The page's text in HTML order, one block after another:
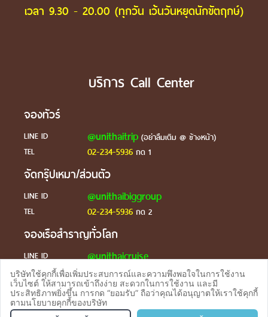
จองทัวร TEL
เวลา 9.30 - 20.00 (ทุกวัน เว้นวันหยุดนักขัตฤกษ์)
บริการ Call Center
จองทัวร์
LINE ID @unithaitrip(อย่าลืมเติม @ ข้างหน้า)
TEL
02-234-5936กด 1
จัดกรุ๊ปเหมา/ส่วนตัว
LINE ID @unithaibiggroup
TEL 02-234-5936กด 2
จองเรือสำราญทั่วโลก
LINE ID @unithaicruise
ร้องเรียน
LINE ID @unithaicare
บริษัทใช้คุกกี้เพื่อเพิ่มประสบการณ์และความพึงพอใจในการใช้งาน
เว็บไซต์ ให้สามารถเข้าถึงง่าย สะดวกในการใช้งาน และมี
ประสิทธิภาพยิ่งขึ้น การกด “ยอมรับ” ถือว่าคุณได้อนุญาตให้เราใช้คุกกี้
ตามนโยบายคุกกี้ของบริษัท